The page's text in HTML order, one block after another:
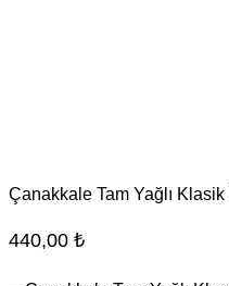
Çanakkale Tam Yağlı Klasik
440,00 ₺